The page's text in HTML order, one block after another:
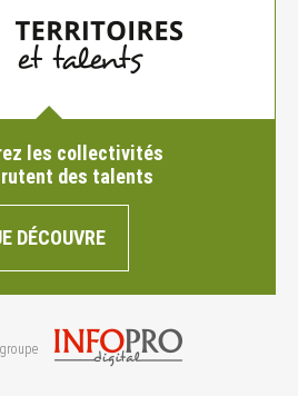
les collectivités
des talents
DÉCOUVRE